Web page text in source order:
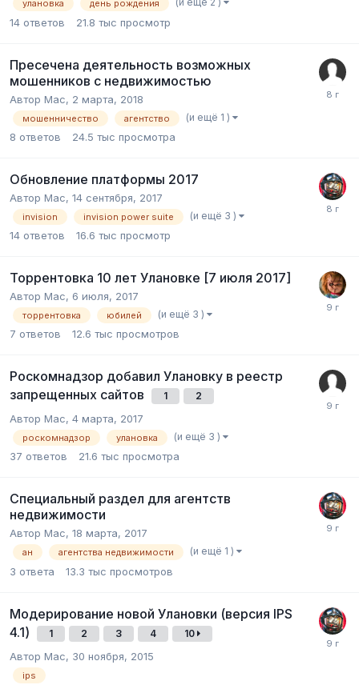
улановка день рождения
14 ответов 21.8 тыс просмотр
Пресечена деятельность возможных
мошенников с недвижимостью
Автор Mac, 2 марта, 2018
мошенничество агентство (и ещё 1 )
8 ответов 24.5 тыс просмотра
Обновление платформы 2017
Автор Mac, 14 сентября, 2017
invision invision power suite (и ещё 3 )
14 ответов 16.6 тыс просмотр
Торрентовка 10 лет Улановке [7 июля 2017]
Автор Mac, 6 июля, 2017
торрентовка юбилей (и ещё 3 )
7 ответов 12.6 тыс просмотров
Роскомнадзор добавил Улановку в реестр
запрещенных сайтов
1 2
Автор Mac, 4 марта, 2017
роскомнадзор улановка (и ещё 3 )
37 ответов 21.6 тыс просмотра
Специальный раздел для агентств
недвижимости
Автор Mac, 18 марта, 2017
ан агентства недвижимости (и ещё 1 )
3 ответа 13.3 тыс просмотров
Модерирование новой Улановки (версия IPS
4.1)
1 2 3 4 10
Автор Mac, 30 ноября, 2015
ips